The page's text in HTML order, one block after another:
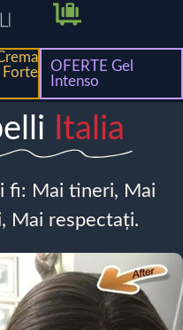
Forte
OFERTE Gel
Intenso
Italia
fi: Mai tineri, Mai
Mai respectați.